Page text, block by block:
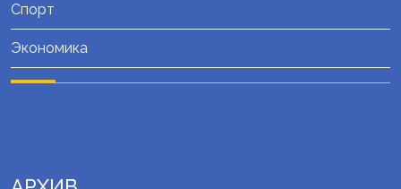
Спорт
Экономика